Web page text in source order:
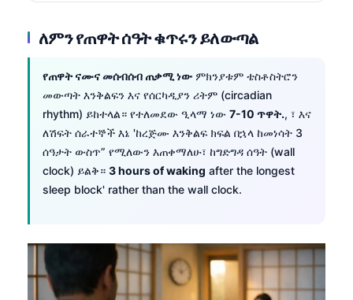
ለምን የጠዋት ሰዓት ቁጥሩን ይለውጣል
የጠዋት ናሙና መሰብሰብ ጠቃሚ ነውምክንያቱም ቴስቶስትሮን
መውጣት እንቅልፍን እና የሰርካዲያን ሪትም (circadian
rhythm) ይከተላል። የተለመደው ዒላማ ነው 7-10 ጥዋት., ፣ እና
ለሽፍት ሰራተኞች እኔ 'ከረጅሙ እንቅልፍ ክፍል በኋላ ከመነሳት 3
ሰዓታት ውስጥ” የሚለውን እጠቀማለሁ፣ ከግድግዳ ሰዓት (wall
clock) ይልቅ። 3 hours of waking after the longest
sleep block' rather than the wall clock.